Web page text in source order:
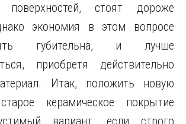
стоят дороже
экономия в этом вопросе
губительна, и лучше
приобретя действительно
Итак, положить новую
керамическое покрытие
вариант, если строго